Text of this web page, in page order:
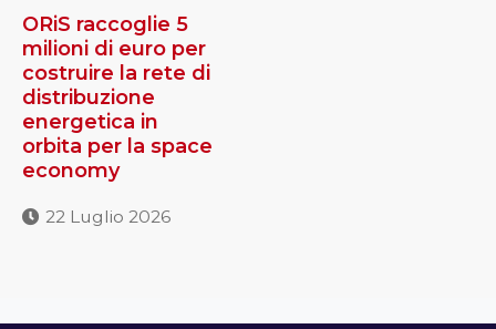
ORiS raccoglie 5
milioni di euro per
costruire la rete di
distribuzione
energetica in
orbita per la space
economy
22 Luglio 2026